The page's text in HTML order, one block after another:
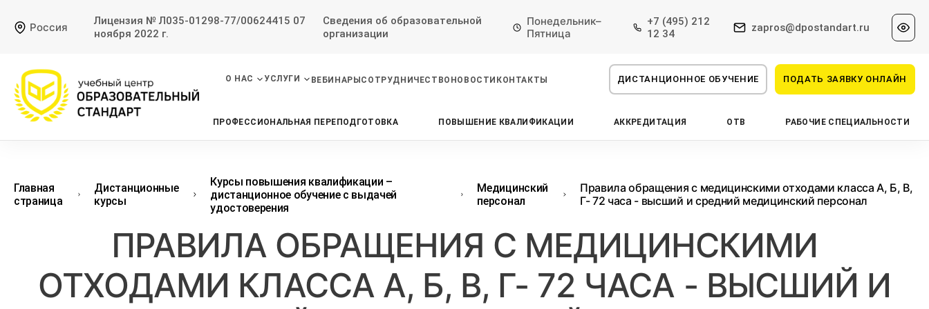
Россия
Лицензия № Л035-01298-77/00624415 07
ноября 2022 г.
Сведения об образовательной
организации
Понедельник–
Пятница
+7 (495) 212
12 34
zapros@dpostandart.ru
О НАС УСЛУГИ ВЕБИНАРЫ СОТРУДНИЧЕСТВО НОВОСТИ КОНТАКТЫ ДИСТАНЦИОННОЕ ОБУЧЕНИЕ ПОДАТЬ ЗАЯВКУ ОНЛАЙН
ПРОФЕССИОНАЛЬНАЯ ПЕРЕПОДГОТОВКА ПОВЫШЕНИЕ КВАЛИФИКАЦИИ АККРЕДИТАЦИЯ ОТВ РАБОЧИЕ СПЕЦИАЛЬНОСТИ
Главная
страница
Дистанционные
курсы
Курсы повышения квалификации –
дистанционное обучение с выдачей
удостоверения
Медицинский
персонал
Правила обращения с медицинскими отходами класса А, Б, В,
Г- 72 часа - высший и средний медицинский персонал
ПРАВИЛА ОБРАЩЕНИЯ С МЕДИЦИНСКИМИ
ОТХОДАМИ КЛАССА А, Б, В, Г- 72 ЧАСА - ВЫСШИЙ И
Подать заявку на обучение
Откликнуться на резюме
Проконсультируем по НМО с
Оставьте свои данные, наши специалисты
проконсультируют Вас